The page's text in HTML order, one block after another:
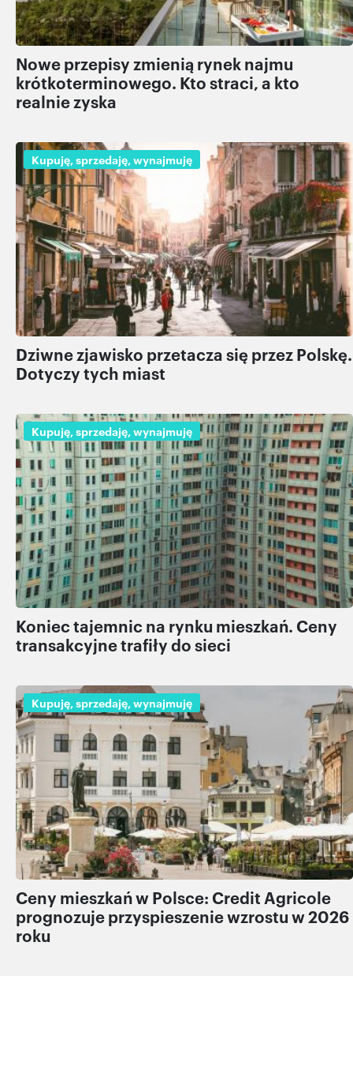
Nowe przepisy zmienią rynek najmu
krótkoterminowego. Kto straci, a kto
realnie zyska
Kupuję, sprzedaję, wynajmuję
Dziwne zjawisko przetacza się przez Polskę.
Dotyczy tych miast
Kupuję, sprzedaję, wynajmuję
Koniec tajemnic na rynku mieszkań. Ceny
transakcyjne trafiły do sieci
Kupuję, sprzedaję, wynajmuję
Ceny mieszkań w Polsce: Credit Agricole
prognozuje przyspieszenie wzrostu w 2026
roku